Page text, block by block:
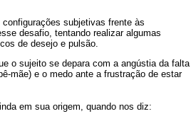
subjetivas frente às
desafio, tentando realizar algumas
de desejo e pulsão.
o sujeito se depara com a angústia da falta
mãe) e o medo ante a frustração de estar
em sua origem, quando nos diz: